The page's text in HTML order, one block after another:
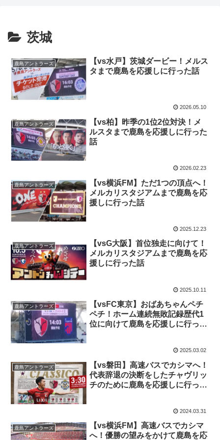
茨城
鹿島アントラーズ
【vs水戸】茨城ダービー！メルス
タまで鹿島を応援しに行った話
2026.05.10
鹿島アントラーズ
【vs柏】昨季の1位2位対決！メ
ルスタまで鹿島を応援しに行った
話
2026.02.23
鹿島アントラーズ
【vs横浜FM】ただ1つの頂点へ！
メルカリスタジアムまで鹿島を応
援しに行った話
2025.12.23
鹿島アントラーズ
【vsG大阪】首位独走に向けて！
メルカリスタジアムまで鹿島を応
援しに行った話
2025.10.11
鹿島アントラーズ
【vsFC東京】おばあちゃんペチ
ペチ！ホーム連続無敗記録歴代1
位に向けて鹿島を応援しに行った
2025.03.02
鹿島アントラーズ
【vs磐田】高速バスでカシマへ！
代表辞退の決断をしたチャヴリッ
チのために鹿島を応援しに行った
2024.03.31
鹿島アントラーズ
【vs横浜FM】高速バスでカシマ
へ！優勝の望みをかけて鹿島を応